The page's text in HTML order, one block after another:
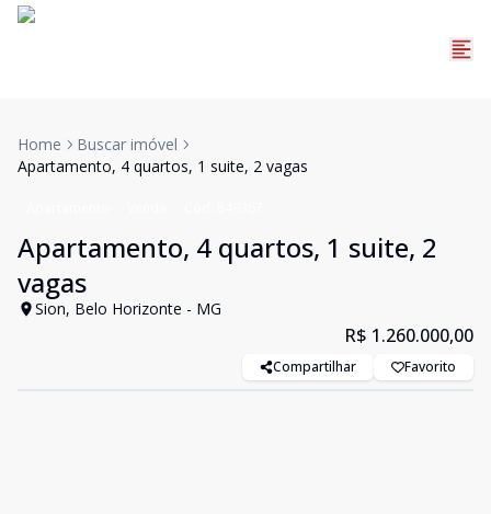
Home
Buscar imóvel
Apartamento, 4 quartos, 1 suite, 2 vagas
Apartamento, 4 quartos, 1 suite, 2
vagas
Sion, Belo Horizonte - MG
R$ 1.260.000,00
Compartilhar Favorito